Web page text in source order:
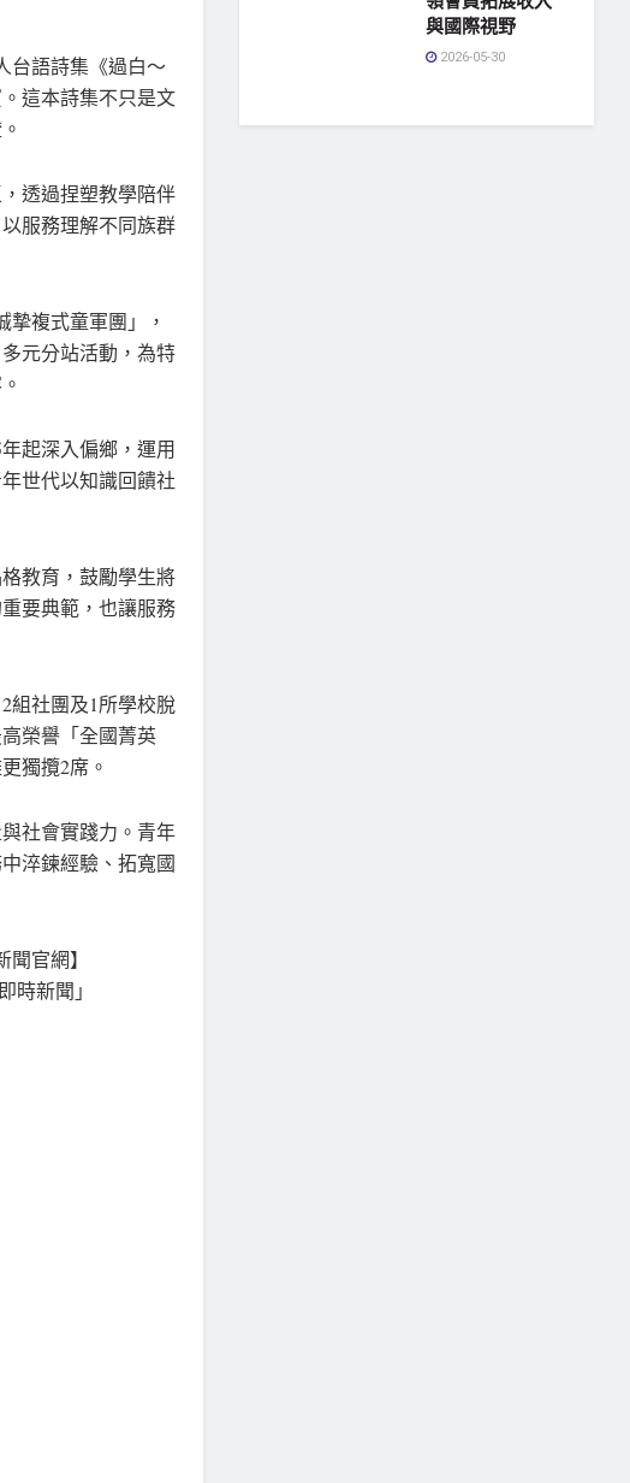
台語詩集《過白～
這本詩集不只是文
透過捏塑教學陪伴
服務理解不同族群
複式童軍團」，
元分站活動，為特
起深入偏鄉，運用
世代以知識回饋社
教育，鼓勵學生將
要典範，也讓服務
組社團及1所學校脫
榮譽「全國菁英
獨攬2席。
社會實踐力。青年
淬鍊經驗、拓寬國
官網】
時新聞」
與國際視野
2026-05-30